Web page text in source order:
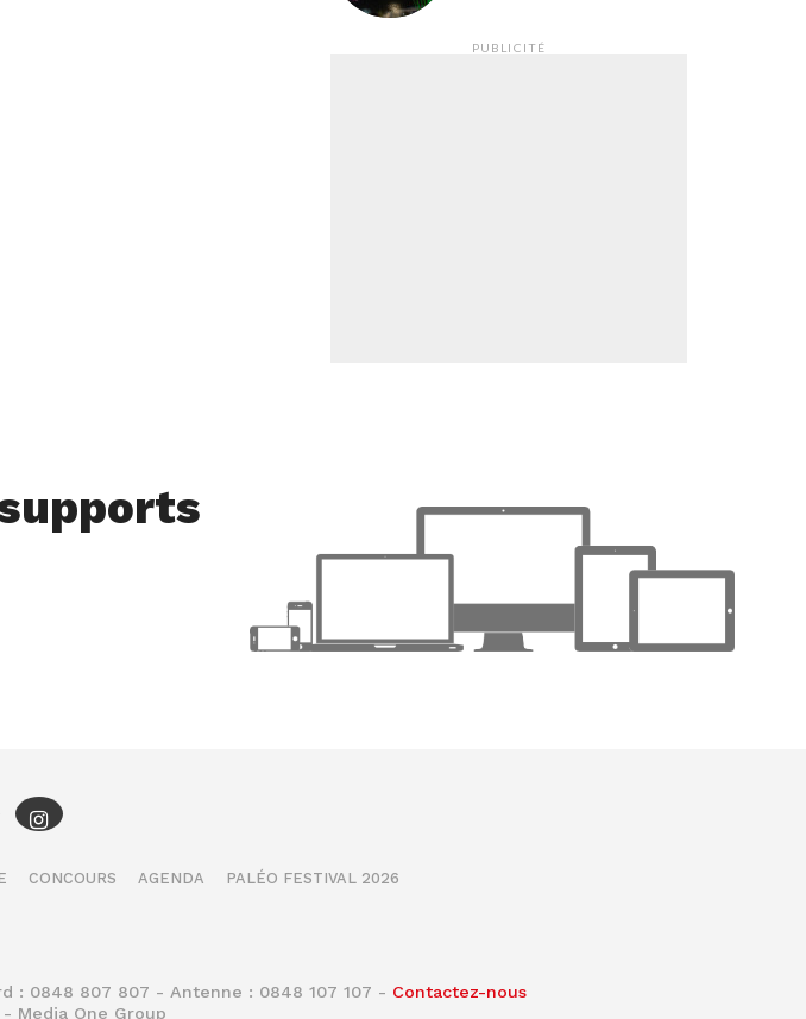
PUBLICITÉ
CONCOURS AGENDA PALÉO FESTIVAL 2026
: 0848 807 807 - Antenne : 0848 107 107 - Contactez-nous
Media One Group